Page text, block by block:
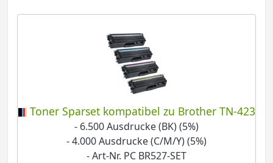
Toner Sparset kompatibel zu Brother TN-423
- 6.500 Ausdrucke (BK) (5%)
- 4.000 Ausdrucke (C/M/Y) (5%)
- Art-Nr. PC BR527-SET